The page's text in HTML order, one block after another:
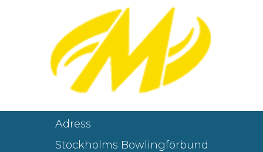
Adress
Stockholms Bowlingförbund